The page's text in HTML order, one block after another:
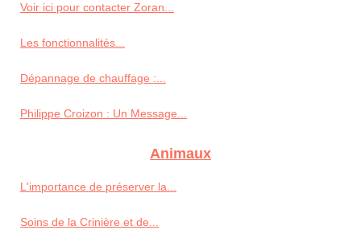
Voir ici pour contacter Zoran...
Les fonctionnalités...
Dépannage de chauffage :...
Philippe Croizon : Un Message...
Animaux
L'importance de préserver la...
Soins de la Crinière et de...